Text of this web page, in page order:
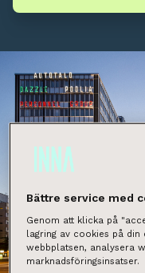
Bättre service med
Genom att klicka på
lagring av cookies på
webbplatsen, analysera
marknadsföringsinsatser.